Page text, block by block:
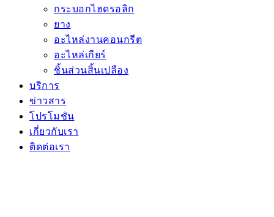
กระบอกไฮดรอลิก
ยาง
อะไหล่งานคอนกรีต
อะไหล่เกียร์
ชิ้นส่วนสิ้นเปลือง
บริการ
ข่าวสาร
โปรโมชัน
เกี่ยวกับเรา
ติดต่อเรา